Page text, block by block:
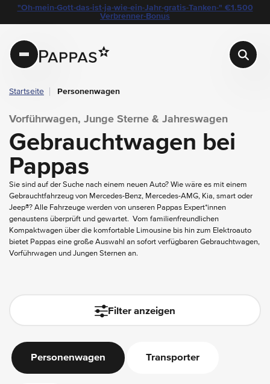
Navigation überspringen
Zum Hauptcontent
Zur Hauptnavigation springen
layout.table-of-content
Gebrauchtwagen bei Pappas
"Oh-mein-Gott-das-ist-ja-wie-ein-Jahr-gratis-Tanken-" €1.500
Verbrenner-Bonus
Pappas
Startseite Personenwagen
Vorführwagen, Junge Sterne & Jahreswagen
Gebrauchtwagen bei
Pappas
Sie sind auf der Suche nach einem neuen Auto? Wie wäre es mit einem
Gebrauchtfahrzeug von Mercedes-Benz, Mercedes-AMG, Kia, smart oder
Jeep®? Alle Fahrzeuge werden von unseren Pappas Expert*innen
genaustens überprüft und gewartet. Vom familienfreundlichen
Kompaktwagen über die komfortable Limousine bis hin zum Elektroauto
bietet Pappas eine große Auswahl an sofort verfügbaren Gebrauchtwagen,
Vorführwagen und Jungen Sternen an.
Filter anzeigen
Personenwagen Transporter